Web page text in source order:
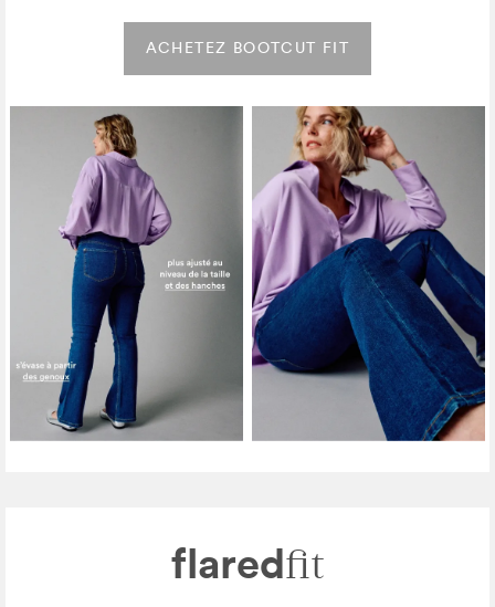
ACHETEZ BOOTCUT FIT
flaredfit